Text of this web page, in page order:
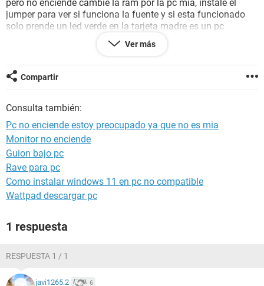
pero no enciende cambie la ram por la pc mía, instale el
jumper para ver si funciona la fuente y si esta funcionado
solo prende un led verde en la tarjeta madre es un pc
emachines modelo T2984 alguien que me pueda ayudar
Ver más
Compartir
Consulta también:
Pc no enciende estoy preocupado ya que no es mia
Monitor no enciende
Guion bajo pc
Rave para pc
Como instalar windows 11 en pc no compatible
Wattpad descargar pc
1 respuesta
RESPUESTA 1 / 1
javi1265.2 6